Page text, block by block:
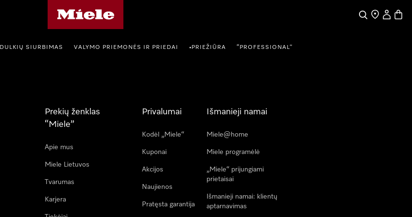
PaieškaPardavėjų
DULKIŲ SIURBIMAS VALYMO PRIEMONĖS IR PRIEDAI •PRIEŽIŪRA “PROFESSIONAL”
Prekių ženklas
“Miele”
Apie mus
Miele Lietuvos
Tvarumas
Karjera
Privalumai
Kodėl „Miele“
Kuponai
Akcijos
Naujienos
Pratęsta garantija
Išmanieji namai
Miele@home
Miele programėlė
„Miele“ prijungiami
prietaisai
Išmanieji namai: klientų
aptarnavimas